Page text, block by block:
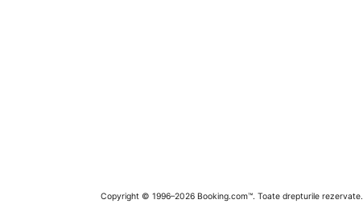
Copyright © 1996–2026 Booking.com™. Toate drepturile rezervate.